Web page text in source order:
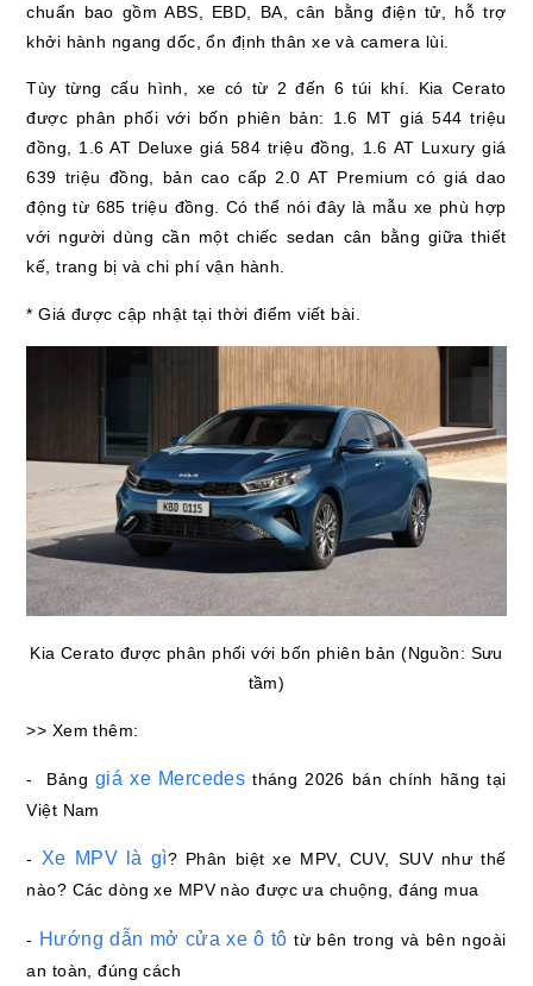
chuẩn bao gồm ABS, EBD, BA, cân bằng điện tử, hỗ trợ
khởi hành ngang dốc, ổn định thân xe và camera lùi.
Tùy từng cấu hình, xe có từ 2 đến 6 túi khí. Kia Cerato
được phân phối với bốn phiên bản: 1.6 MT giá 544 triệu
đồng, 1.6 AT Deluxe giá 584 triệu đồng, 1.6 AT Luxury giá
639 triệu đồng, bản cao cấp 2.0 AT Premium có giá dao
động từ 685 triệu đồng. Có thể nói đây là mẫu xe phù hợp
với người dùng cần một chiếc sedan cân bằng giữa thiết
kế, trang bị và chi phí vận hành.
* Giá được cập nhật tại thời điểm viết bài.
Kia Cerato được phân phối với bốn phiên bản (Nguồn: Sưu
tầm)
>> Xem thêm:
- Bảnggiá xe Mercedes tháng 2026 bán chính hãng tại
Việt Nam
- Xe MPV là gì? Phân biệt xe MPV, CUV, SUV như thế
nào? Các dòng xe MPV nào được ưa chuộng, đáng mua
- Hướng dẫn mở cửa xe ô tô từ bên trong và bên ngoài
an toàn, đúng cách